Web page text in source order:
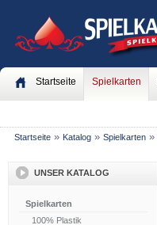
Startseite Spielkarten
Startseite » Katalog » Spielkarten »
UNSER KATALOG
Spielkarten
100% Plastik